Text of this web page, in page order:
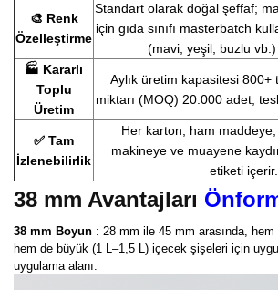
🎨 Renk
Özelleştirme
Standart olarak doğal şeffaf;
için gıda sınıfı masterbatch
(mavi, yeşil, buzlu
🏭 Kararlı
Toplu
Üretim
Aylık üretim kapasitesi
miktarı (MOQ) 20.000 adet,
✅ Tam
İzlenebilirlik
Her karton, ham
makineye ve muayene
etiketi içerir.
38 mm Avantajları
38 mm Boyun : 28 mm ile 45 mm arasında,
hem de büyük (1 L–1,5 L) içecek şişeleri için
uygulama alanı.